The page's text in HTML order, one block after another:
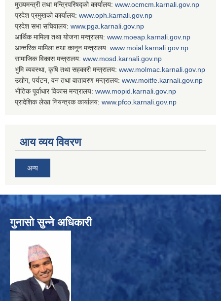
मुख्यमन्त्री तथा मन्त्रिपरिषद्को कार्यालय: www.ocmcm.karnali.gov.np
प्रदेश प्रमुखको कार्यालय: www.oph.karnali.gov.np
प्रदेश सभा सचिवालय: www.pga.karnali.gov.np
आर्थिक मामिला तथा योजना मन्त्रालय: www.moeap.karnali.gov.np
आन्तरिक मामिला तथा कानून मन्त्रालय: www.moial.karnali.gov.np
सामाजिक विकास मन्त्रालय: www.mosd.karnali.gov.np
भुमि व्यवस्था, कृषि तथा सहकारी मन्त्रालय: www.molmac.karnali.gov.np
उद्योग, पर्यटन, वन तथा वातावरण मन्त्रालय: www.moitfe.karnali.gov.np
भौतिक पूर्वाधार विकास मन्त्रालय: www.mopid.karnali.gov.np
प्रादेशिक लेखा नियन्त्रक कार्यालय: www.pfco.karnali.gov.np
आय व्यय विवरण
अन्य
गुनासो सुन्ने अधिकारी